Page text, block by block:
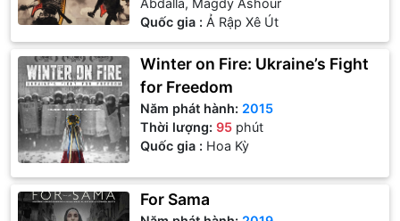
Abdalla, Magdy Ashour
Quốc gia : Ả Rập Xê Út
Winter on Fire: Ukraine’s Fight
for Freedom
Năm phát hành: 2015
Thời lượng:95 phút
Quốc gia : Hoa Kỳ
For Sama